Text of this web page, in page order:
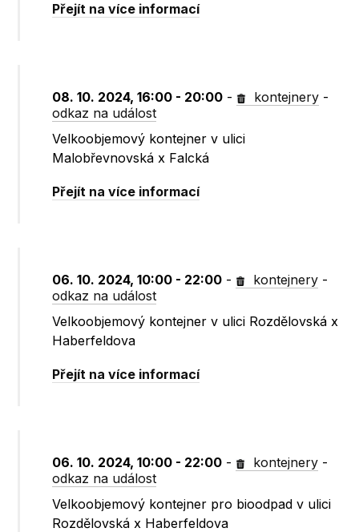
Přejít na více informací
08. 10. 2024, 16:00 - 20:00 - kontejnery -
odkaz na událost
Velkoobjemový kontejner v ulici
Malobřevnovská x Falcká
Přejít na více informací
06. 10. 2024, 10:00 - 22:00 - kontejnery -
odkaz na událost
Velkoobjemový kontejner v ulici Rozdělovská x
Haberfeldova
Přejít na více informací
06. 10. 2024, 10:00 - 22:00 - kontejnery -
odkaz na událost
Velkoobjemový kontejner pro bioodpad v ulici
Rozdělovská x Haberfeldova